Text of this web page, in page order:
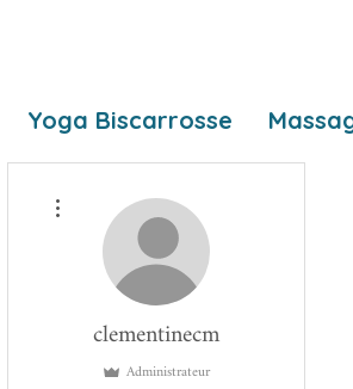
Yoga Biscarrosse
clementinecm
Administrateur